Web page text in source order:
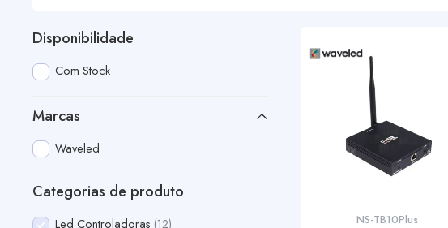
NS-TB10Plus
Disponibilidade
Com Stock
Marcas
Waveled
Categorias de produto
Led Controladoras 12